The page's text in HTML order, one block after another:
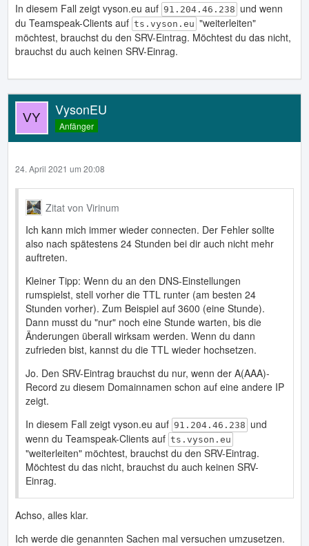
In diesem Fall zeigt vyson.eu auf 91.204.46.238 und wenn
du Teamspeak-Clients auf ts.vyson.eu "weiterleiten"
möchtest, brauchst du den SRV-Eintrag. Möchtest du das nicht,
brauchst du auch keinen SRV-Einrag.
VysonEU
Anfänger
24. April 2021 um 20:08
Zitat von Virinum
Ich kann mich immer wieder connecten. Der Fehler sollte
also nach spätestens 24 Stunden bei dir auch nicht mehr
auftreten.
Kleiner Tipp: Wenn du an den DNS-Einstellungen
rumspielst, stell vorher die TTL runter (am besten 24
Stunden vorher). Zum Beispiel auf 3600 (eine Stunde).
Dann musst du "nur" noch eine Stunde warten, bis die
Änderungen überall wirksam werden. Wenn du dann
zufrieden bist, kannst du die TTL wieder hochsetzen.
Jo. Den SRV-Eintrag brauchst du nur, wenn der A(AAA)-
Record zu diesem Domainnamen schon auf eine andere IP
zeigt.
In diesem Fall zeigt vyson.eu auf 91.204.46.238 und
wenn du Teamspeak-Clients auf ts.vyson.eu
"weiterleiten" möchtest, brauchst du den SRV-Eintrag.
Möchtest du das nicht, brauchst du auch keinen SRV-
Einrag.
Achso, alles klar.
Ich werde die genannten Sachen mal versuchen umzusetzen.